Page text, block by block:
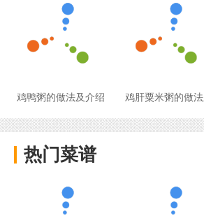
鸡鸭粥的做法及介绍 鸡肝粟米粥的做法
热门菜谱